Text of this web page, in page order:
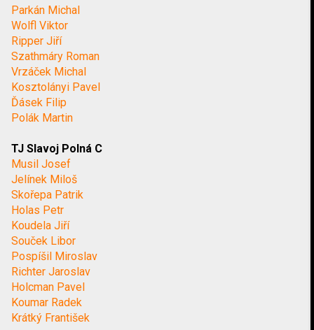
Parkán Michal
Wolfl Viktor
Ripper Jiří
Szathmáry Roman
Vrzáček Michal
Kosztolányi Pavel
Ďásek Filip
Polák Martin
TJ Slavoj Polná C
Musil Josef
Jelínek Miloš
Skořepa Patrik
Holas Petr
Koudela Jiří
Souček Libor
Pospíšil Miroslav
Richter Jaroslav
Holcman Pavel
Koumar Radek
Krátký František